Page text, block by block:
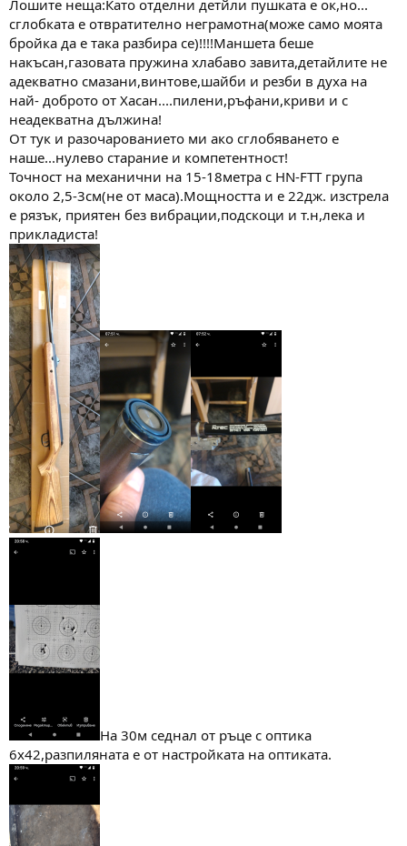
Лошите неща:Като отделни детйли пушката е ок,но...
сглобката е отвратително неграмотна(може само моята
бройка да е така разбира се)!!!!Маншета беше
накъсан,газовата пружина хлабаво завита,детайлите не
адекватно смазани,винтове,шайби и резби в духа на
най- доброто от Хасан....пилени,ръфани,криви и с
неадекватна дължина!
От тук и разочарованието ми ако сглобяването е
наше...нулево старание и компетентност!
Точност на механични на 15-18метра с HN-FTT група
около 2,5-3см(не от маса).Мощността и е 22дж. изстрела
е рязък, приятен без вибрации,подскоци и т.н,лека и
прикладиста!
На 30м седнал от ръце с оптика
6х42,разпиляната е от настройката на оптиката.